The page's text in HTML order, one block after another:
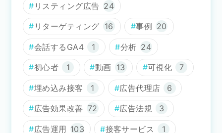
リスティング広告 24
リターゲティング 16 事例 20
会話するGA4 1 分析 24
初心者 1 動画 13 可視化 7
埋め込み接客 1 広告代理店 6
広告効果改善 72 広告法規 3
広告運用 103 接客サービス 1